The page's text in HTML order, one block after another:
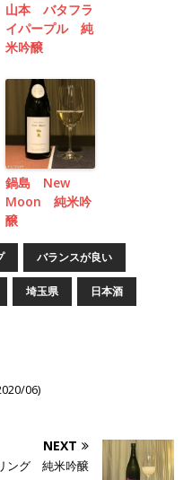
山本 バタフラ
イパープル 純
米吟醸
鍋島 New
Moon 純米吟
醸
バランスが良い
埼玉県 日本酒
06)
NEXT
ング 純米吟醸